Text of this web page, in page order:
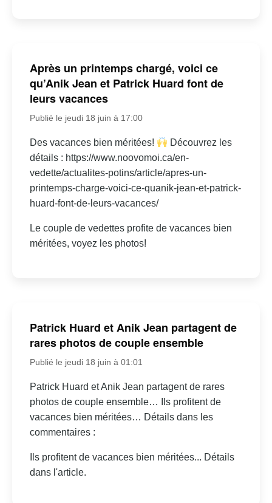
Après un printemps chargé, voici ce
qu’Anik Jean et Patrick Huard font de
leurs vacances
Publié le jeudi 18 juin à 17:00
Des vacances bien méritées!
Découvrez les
détails : https://www.noovomoi.ca/en-
vedette/actualites-potins/article/apres-un-
printemps-charge-voici-ce-quanik-jean-et-patrick-
huard-font-de-leurs-vacances/
Le couple de vedettes profite de vacances bien
méritées, voyez les photos!
Patrick Huard et Anik Jean partagent de
rares photos de couple ensemble
Publié le jeudi 18 juin à 01:01
Patrick Huard et Anik Jean partagent de rares
photos de couple ensemble… Ils profitent de
vacances bien méritées… Détails dans les
commentaires :
Ils profitent de vacances bien méritées... Détails
dans l'article.